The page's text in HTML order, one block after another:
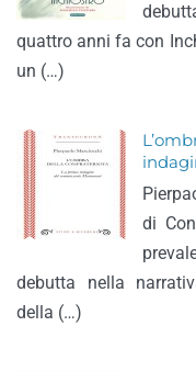
quattro anni fa con
un (…)
di
debutta nella
della (…)